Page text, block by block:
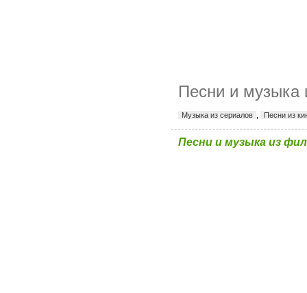
Песни и
Музыка из сериалов Песни из
Песни и музыка из